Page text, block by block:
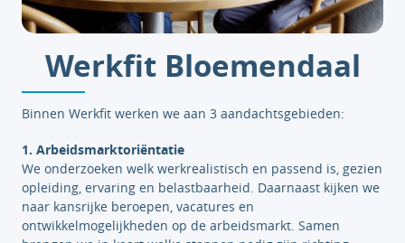
Werkfit Bloemendaal
Binnen Werkfit werken we aan 3 aandachtsgebieden:
1. Arbeidsmarktoriëntatie
We onderzoeken welk werkrealistisch en passend is, gezien
opleiding, ervaring en belastbaarheid. Daarnaast kijken we
naar kansrijke beroepen, vacatures en
ontwikkelmogelijkheden op de arbeidsmarkt. Samen